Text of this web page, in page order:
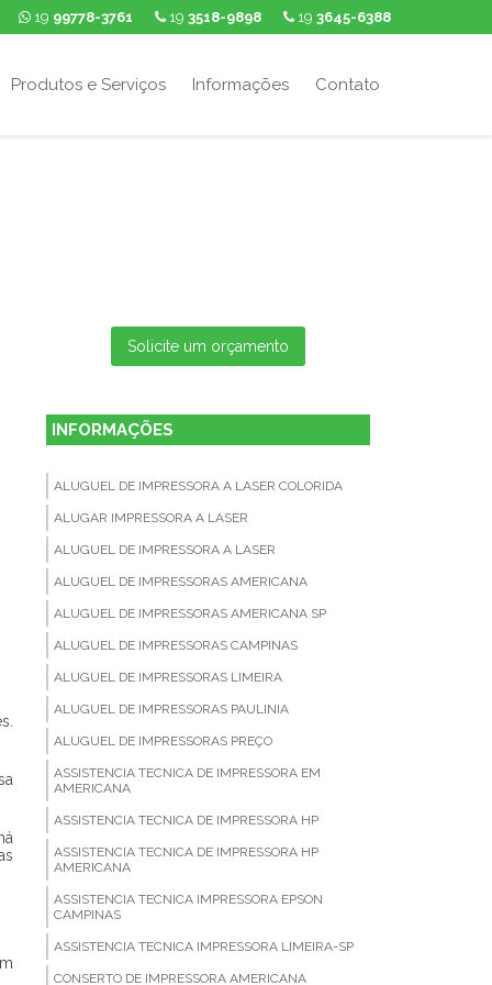
19 3645-6388
19 3518-9898
19 99778-3761
Produtos e Serviços Informações Contato
Solicite um orçamento
INFORMAÇÕES
ALUGUEL DE IMPRESSORA A LASER COLORIDA
ALUGAR IMPRESSORA A LASER
ALUGUEL DE IMPRESSORA A LASER
ALUGUEL DE IMPRESSORAS AMERICANA
ALUGUEL DE IMPRESSORAS AMERICANA SP
ALUGUEL DE IMPRESSORAS CAMPINAS
ALUGUEL DE IMPRESSORAS LIMEIRA
ALUGUEL DE IMPRESSORAS PAULINIA
ALUGUEL DE IMPRESSORAS PREÇO
ASSISTENCIA TECNICA DE IMPRESSORA EM
AMERICANA
ASSISTENCIA TECNICA DE IMPRESSORA HP
ASSISTENCIA TECNICA DE IMPRESSORA HP
AMERICANA
ASSISTENCIA TECNICA IMPRESSORA EPSON
CAMPINAS
ASSISTENCIA TECNICA IMPRESSORA LIMEIRA-SP
CONSERTO DE IMPRESSORA AMERICANA